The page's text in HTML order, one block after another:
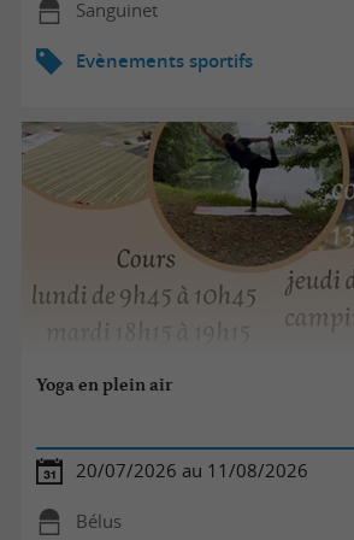
Sanguinet
Evènements sportifs
Yoga en plein air
20/07/2026 au 11/08/2026
Bélus